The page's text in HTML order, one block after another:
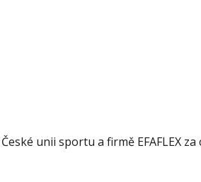
unii sportu a firmě EFAFLEX za